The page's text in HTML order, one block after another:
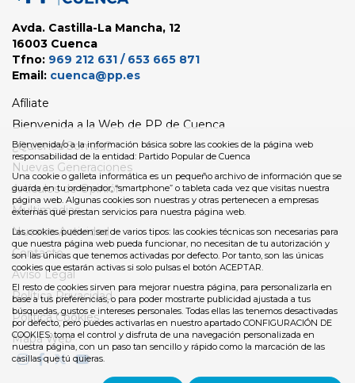
Avda. Castilla-La Mancha, 12
16003 Cuenca
Tfno: 969 212 631 / 653 665 871
Email: cuenca@pp.es
Afíliate
Bienvenida a la Web de PP de Cuenca
¿Quienes Somos?
Nuevas Generaciones
Artículos de Opinión
Multimedias
Nuestra Actividad
Contacto
Aviso Legal
Política Privacidad
Política Cookies
Mapa Web
Bienvenida/o a la información básica sobre las cookies de la página web
responsabilidad de la entidad: Partido Popular de Cuenca
Una cookie o galleta informática es un pequeño archivo de información que se
guarda en tu ordenador, “smartphone” o tableta cada vez que visitas nuestra
página web. Algunas cookies son nuestras y otras pertenecen a empresas
externas que prestan servicios para nuestra página web.
Las cookies pueden ser de varios tipos: las cookies técnicas son necesarias para
que nuestra página web pueda funcionar, no necesitan de tu autorización y
son las únicas que tenemos activadas por defecto. Por tanto, son las únicas
cookies que estarán activas si solo pulsas el botón ACEPTAR.
El resto de cookies sirven para mejorar nuestra página, para personalizarla en
base a tus preferencias, o para poder mostrarte publicidad ajustada a tus
búsquedas, gustos e intereses personales. Todas ellas las tenemos desactivadas
por defecto, pero puedes activarlas en nuestro apartado CONFIGURACIÓN DE
COOKIES: toma el control y disfruta de una navegación personalizada en
nuestra página, con un paso tan sencillo y rápido como la marcación de las
casillas que tú quieras.